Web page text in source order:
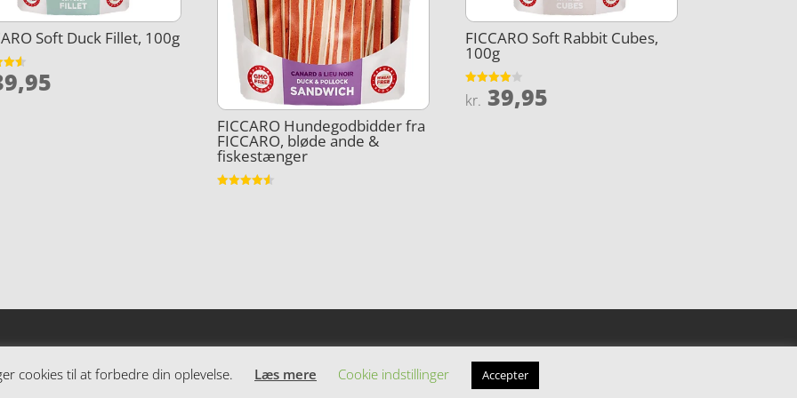
Soft Duck Fillet, 100g
FICCARO Hundegodbidder fra
FICCARO, bløde ande &
fiskestænger
FICCARO Soft Rabbit Cubes,
100g
Vurderet
3.9
kr. 39,95
varer. Siden er et affiiliatesite, og nogle links kan være affiliatelinks.
cookies til at forbedre din oplevelse. Læs mere Cookie indstillinger Accepter